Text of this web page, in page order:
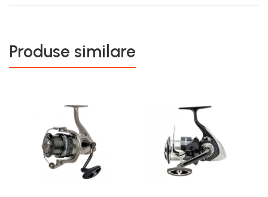
Produse similare